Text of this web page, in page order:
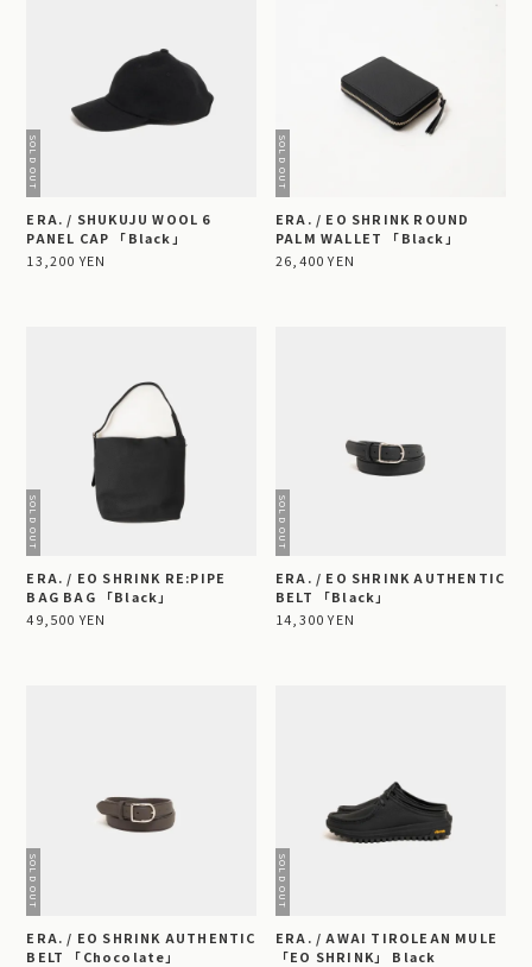
ERA. / SHUKUJU WOOL 6
PANEL CAP 「Black」
13,200 YEN
ERA. / EO SHRINK ROUND
PALM WALLET 「Black」
26,400 YEN
ERA. / EO SHRINK RE:PIPE
BAG BAG 「Black」
49,500 YEN
ERA. / EO SHRINK AUTHENTIC
BELT 「Black」
14,300 YEN
ERA. / EO SHRINK AUTHENTIC
BELT 「Chocolate」
ERA. / AWAI TIROLEAN MULE
「EO SHRINK」 Black